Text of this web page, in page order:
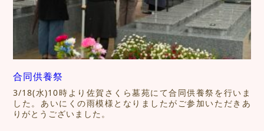
合同供養祭
3/18(水)10時より佐賀さくら墓苑にて合同供養祭を行いま
した。あいにくの雨模様となりましたがご参加いただきあ
りがとうございました。